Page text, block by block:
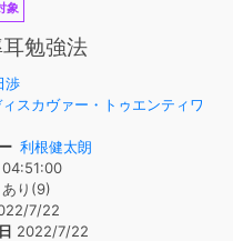
象
勉強法
渉
スカヴァー・トゥエンティワ
利根健太朗
04:51:00
り(9)
7/22
2022/7/22